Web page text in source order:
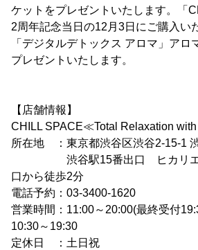
ケットをプレゼントいたします。「
2周年記念当日の12月3日にご購入い
「デジタルデトックス アロマ」アロ
プレゼントいたします。
【店舗情報】
CHILL SPACE≪Total Relaxation
所在地 ：東京都渋谷区渋谷2-15-1
渋谷駅15番出口 ヒカリエ2
口から徒歩2分
電話予約：03-3400-1620
営業時間：11:00～20:00(最終受付
10:30～19:30
定休日 ：土日祝